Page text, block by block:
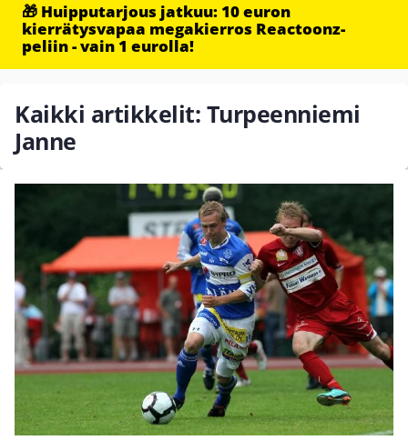
🎁 Huipputarjous jatkuu: 10 euron
kierrätysvapaa megakierros Reactoonz-
peliin - vain 1 eurolla!
Kaikki artikkelit: Turpeenniemi
Janne